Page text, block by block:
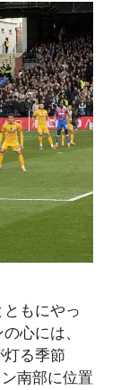
もにやっ
心には、
る季節
南部に位置